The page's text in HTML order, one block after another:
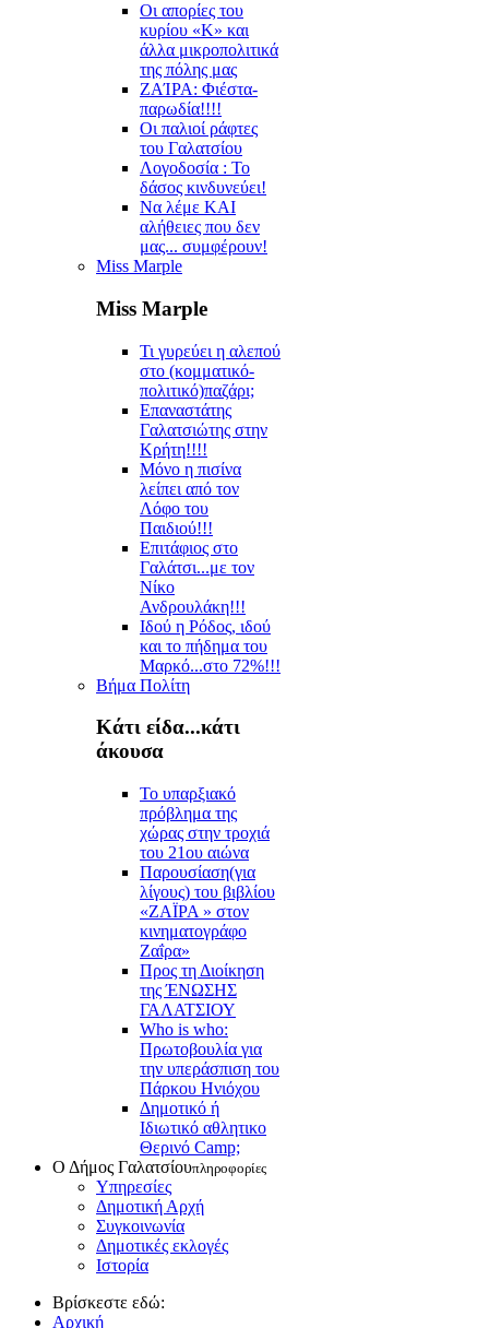
Οι απορίες του
κυρίου «Κ» και
άλλα μικροπολιτικά
της πόλης μας
ZAΊΡΑ: Φιέστα-
παρωδία!!!!
Οι παλιοί ράφτες
του Γαλατσίου
Λογοδοσία : Το
δάσος κινδυνεύει!
Να λέμε ΚΑΙ
αλήθειες που δεν
μας... συμφέρουν!
Miss Marple
Miss Marple
Τι γυρεύει η αλεπού
στο (κομματικό-
πολιτικό)παζάρι;
Επαναστάτης
Γαλατσιώτης στην
Κρήτη!!!!
Μόνο η πισίνα
λείπει από τον
Λόφο του
Παιδιού!!!
Επιτάφιος στο
Γαλάτσι...με τον
Νίκο
Ανδρουλάκη!!!
Ιδού η Ρόδος, ιδού
και το πήδημα του
Μαρκό...στο 72%!!!
Βήμα Πολίτη
Κάτι είδα...κάτι
άκουσα
Το υπαρξιακό
πρόβλημα της
χώρας στην τροχιά
του 21ου αιώνα
Παρουσίαση(για
λίγους) του βιβλίου
«ΖΑΪΡΑ » στον
κινηματογράφο
Ζαΐρα»
Προς τη Διοίκηση
της ΈΝΩΣΗΣ
ΓΑΛΑΤΣΙΟΥ
Who is who:
Πρωτοβουλία για
την υπεράσπιση του
Πάρκου Ηνιόχου
Δημοτικό ή
Ιδιωτικό αθλητικο
Θερινό Camp;
Ο Δήμος Γαλατσίουπληροφορίες
Υπηρεσίες
Δημοτική Αρχή
Συγκοινωνία
Δημοτικές εκλογές
Ιστορία
Βρίσκεστε εδώ:
Αρχική